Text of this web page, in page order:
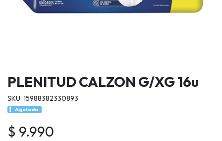
PLENITUD CALZON G/XG 16u
SKU: 15988382330893
Agotado.
$ 9.990